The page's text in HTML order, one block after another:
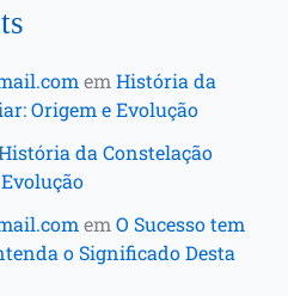
emHistória da
Origem e Evolução
da Constelação
emO Sucesso tem
o Significado Desta